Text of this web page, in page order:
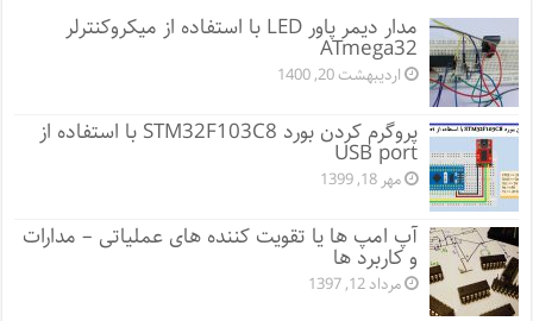
مدار دیمر پاور LED با استفاده از میکروکنترلر
ATmega32
اردیبهشت 20, 1400
پروگرم کردن بورد STM32F103C8 با استفاده از
USB port
مهر 18, 1399
آپ امپ ها یا تقویت کننده های عملیاتی – مدارات
و کاربرد ها
مرداد 12, 1397